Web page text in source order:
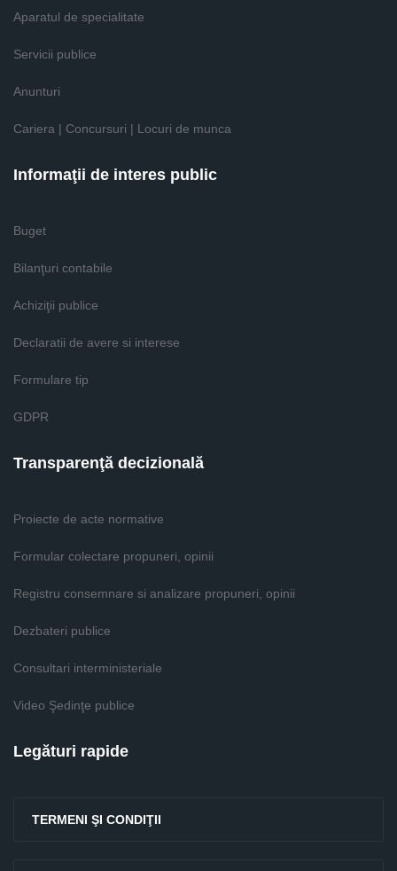
Aparatul de specialitate
Servicii publice
Anunturi
Cariera | Concursuri | Locuri de munca
Informaţii de interes public
Buget
Bilanţuri contabile
Achiziţii publice
Declaratii de avere si interese
Formulare tip
GDPR
Transparenţă decizională
Proiecte de acte normative
Formular colectare propuneri, opinii
Registru consemnare si analizare propuneri, opinii
Dezbateri publice
Consultari interministeriale
Video Şedinţe publice
Legături rapide
TERMENI ŞI CONDIŢII